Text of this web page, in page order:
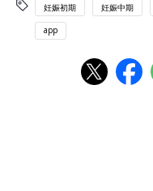
2009年以来の1位に。また
前が多くランクインしま
ツ大会やサッカーのワー
リートにちなんだ名前が
した。女の子の名前は、
妊娠初期 妊娠中期
app